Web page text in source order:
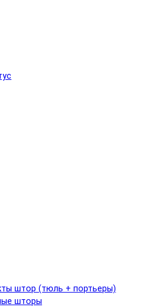
штор (тюль + портьеры)
шторы